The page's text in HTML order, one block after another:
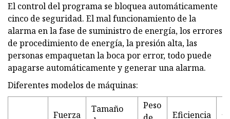
El control del programa se bloquea automáticamente
cinco de seguridad. El mal funcionamiento de la
alarma en la fase de suministro de energía, los errores
de procedimiento de energía, la presión alta, las
personas empaquetan la boca por error, todo puede
apagarse automáticamente y generar una alarma.
Diferentes modelos de máquinas:
Fuerza
Tamaño
Peso
Eficiencia